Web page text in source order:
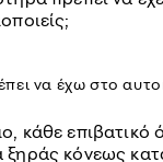
να έχω στο
κάθε επιβατικό
κόνεως